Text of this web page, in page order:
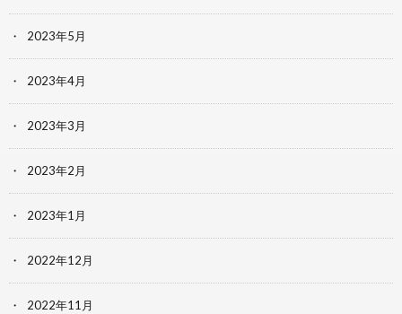
2023年5月
2023年4月
2023年3月
2023年2月
2023年1月
2022年12月
2022年11月